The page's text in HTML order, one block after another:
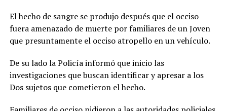
El hecho de sangre se produjo después que el occiso
fuera amenazado de muerte por familiares de un Joven
que presuntamente el occiso atropello en un vehículo.
De su lado la Policía informó que inicio las
investigaciones que buscan identificar y apresar a los
Dos sujetos que cometieron el hecho.